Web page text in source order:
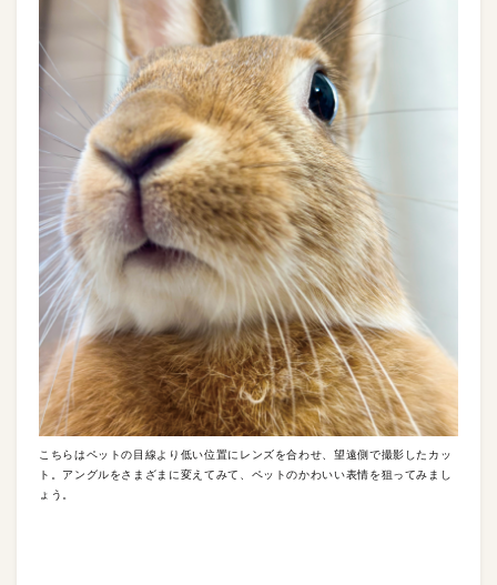
こちらはペットの目線より低い位置にレンズを合わせ、望遠側で撮影したカッ
ト。アングルをさまざまに変えてみて、ペットのかわいい表情を狙ってみまし
ょう。